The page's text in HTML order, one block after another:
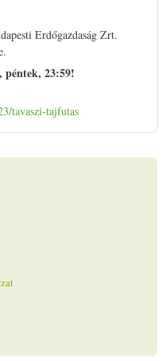
Erdőgazdaság Zrt.
péntek, 23:59!
tavaszi-tajfutas